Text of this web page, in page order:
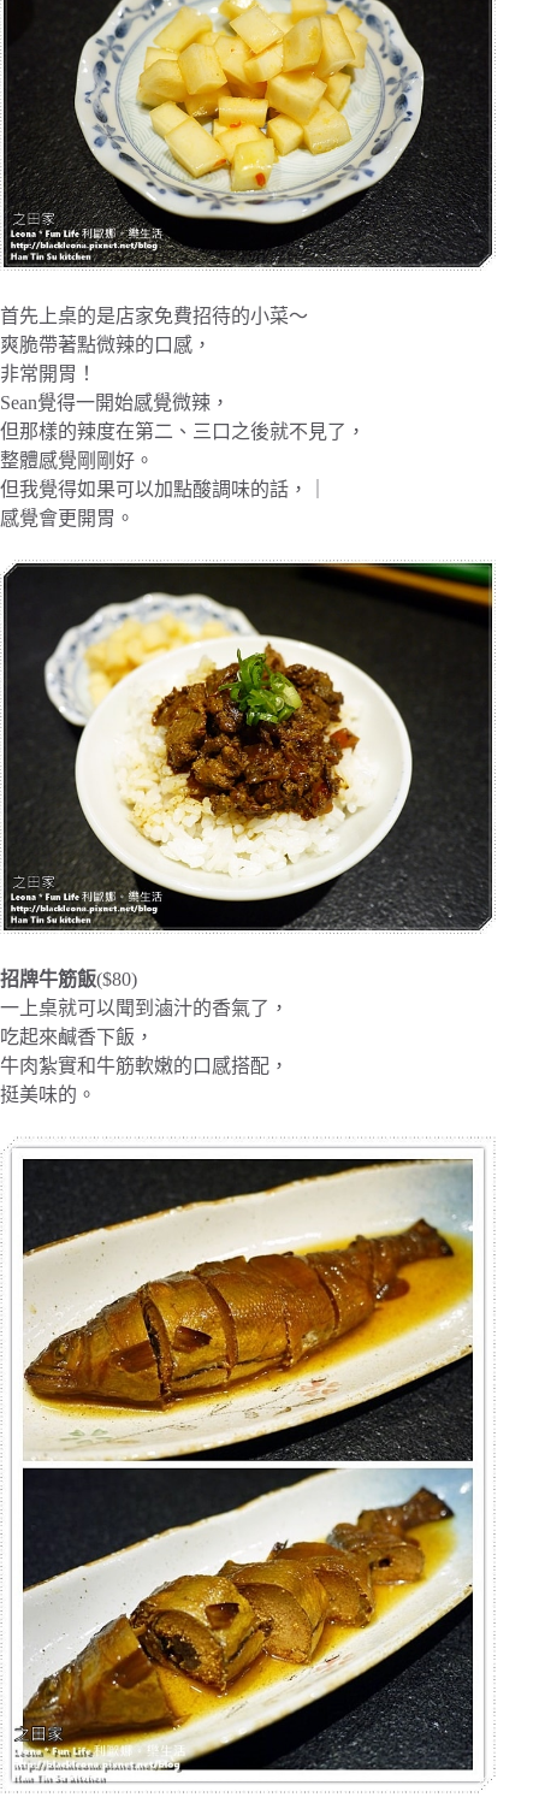
首先上桌的是店家免費招待的小菜～
爽脆帶著點微辣的口感，
非常開胃！
Sean覺得一開始感覺微辣，
但那樣的辣度在第二、三口之後就不見了，
整體感覺剛剛好。
但我覺得如果可以加點酸調味的話，｜
感覺會更開胃。
招牌牛筋飯($80)
一上桌就可以聞到滷汁的香氣了，
吃起來鹹香下飯，
牛肉紮實和牛筋軟嫩的口感搭配，
挺美味的。